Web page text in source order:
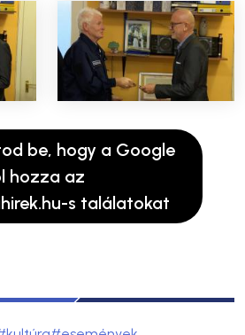
be, hogy a Google
hozza az
s találatokat